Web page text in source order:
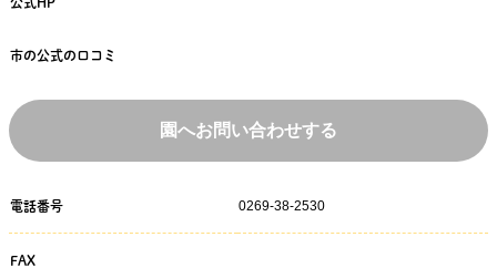
市の公式の口コミ
園へお問い合わせする
電話番号 0269-38-2530
FAX